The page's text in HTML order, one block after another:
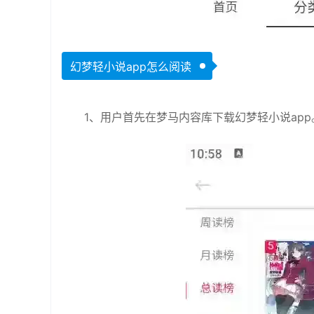
幻梦轻小说app怎么阅读
1、用户首先在梦马内容库下载幻梦轻小说app